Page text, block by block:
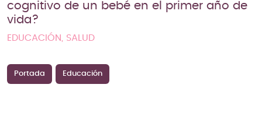
cognitivo de un bebé en el primer año de
vida?
EDUCACIÓN, SALUD
Portada Educación